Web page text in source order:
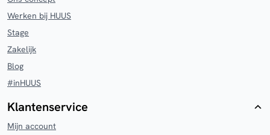
Werken bij HUUS
Stage
Zakelijk
Blog
#inHUUS
Klantenservice
Mijn account